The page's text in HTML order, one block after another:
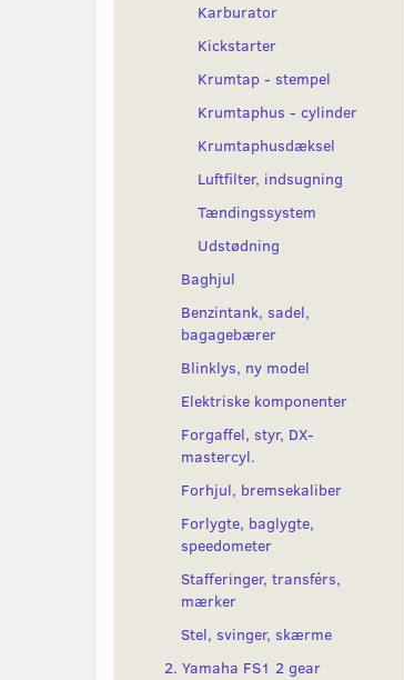
Karburator
Kickstarter
Krumtap - stempel
Krumtaphus - cylinder
Krumtaphusdæksel
Luftfilter, indsugning
Tændingssystem
Udstødning
Baghjul
Benzintank, sadel,
bagagebærer
Blinklys, ny model
Elektriske komponenter
Forgaffel, styr, DX-
mastercyl.
Forhjul, bremsekaliber
Forlygte, baglygte,
speedometer
Stafferinger, transférs,
mærker
Stel, svinger, skærme
2. Yamaha FS1 2 gear